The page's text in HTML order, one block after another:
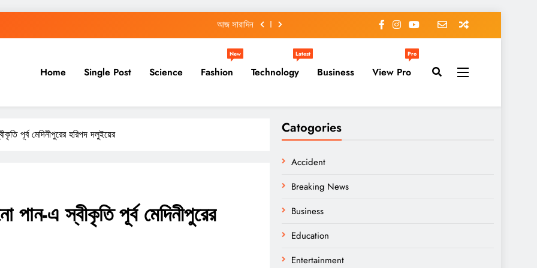
আজ সারাদিন
আজ সারাদিন
আজ সারাদিন
Home Single Post Science Fashion
New
Technology
Latest
Business View Pro
Pro
পূর্ব মেদিনীপুরের হরিপদ দলুইয়ের
এ স্বীকৃতি পূর্ব মেদিনীপুরের
Catogories
Accident
Breaking News
Business
Education
Entertainment